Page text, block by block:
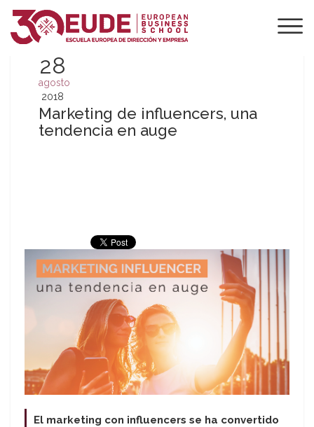
28
agosto
2018
Marketing de influencers, una
tendencia en auge
El marketing con influencers se ha convertido